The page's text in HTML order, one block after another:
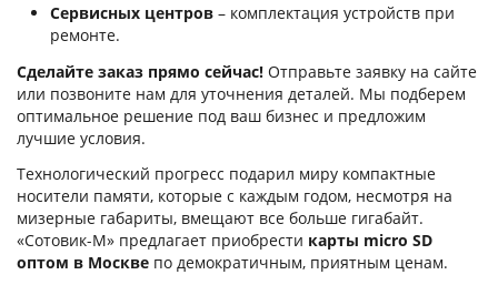
Сервисных центров – комплектация устройств при
ремонте.
Сделайте заказ прямо сейчас! Отправьте заявку на сайте
или позвоните нам для уточнения деталей. Мы подберем
оптимальное решение под ваш бизнес и предложим
лучшие условия.
Технологический прогресс подарил миру компактные
носители памяти, которые с каждым годом, несмотря на
мизерные габариты, вмещают все больше гигабайт.
«Сотовик-М» предлагает приобрести карты micro SD
оптом в Москве по демократичным, приятным ценам.